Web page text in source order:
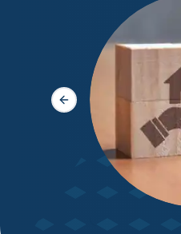
Slide précédente